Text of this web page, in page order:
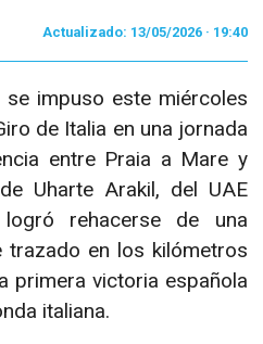
Actualizado: 13/05/2026 · 19:40
impuso este miércoles
de Italia en una jornada
entre Praia a Mare y
Uharte Arakil, del UAE
logró rehacerse de una
en los kilómetros
primera victoria española
italiana.